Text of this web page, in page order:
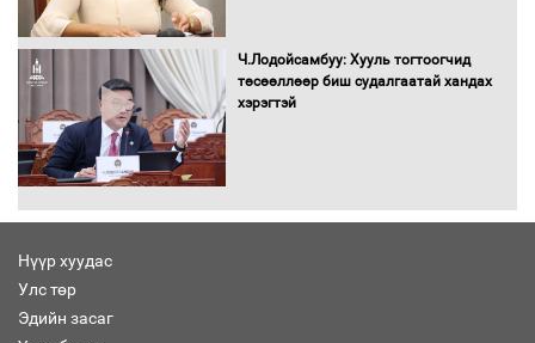
Ч.Лодойсамбуу: Хууль тогтоогчид
төсөөллөөр биш судалгаатай хандах
хэрэгтэй
Нүүр хуудас
Улс төр
Эдийн засаг